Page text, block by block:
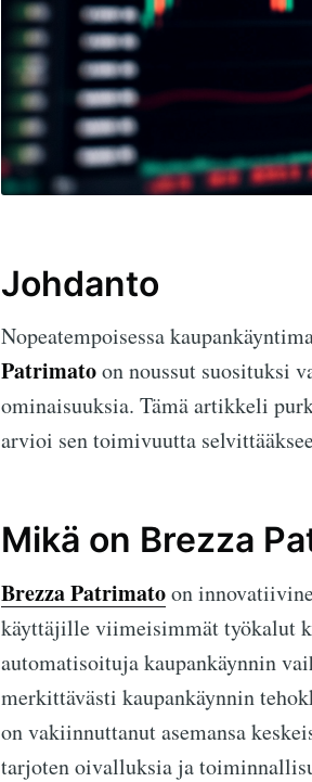
Johdanto
Nopeatempoisessa
Patrimatoon noussut suosituksi
ominaisuuksia. Tämä artikkeli
arvioi sen toimivuutta
Mikä on Brezza
Brezza Patrimatoon
käyttäjille viimeisimmät työkalut
automatisoituja kaupankäynnin
merkittävästi kaupankäynnin
on vakiinnuttanut asemansa
tarjoten oivalluksia ja